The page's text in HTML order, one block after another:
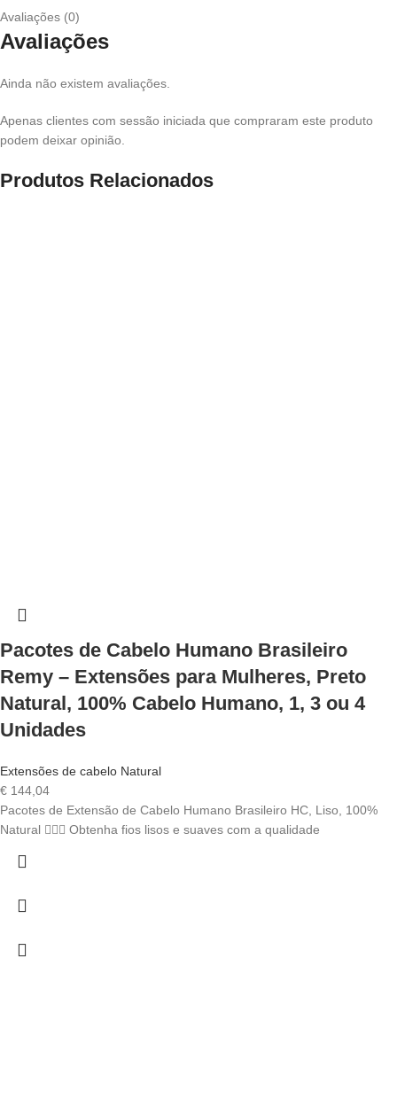
Avaliações (0)
Avaliações
Ainda não existem avaliações.
Apenas clientes com sessão iniciada que compraram este produto
podem deixar opinião.
Produtos Relacionados
Pacotes de Cabelo Humano Brasileiro
Remy – Extensões para Mulheres, Preto
Natural, 100% Cabelo Humano, 1, 3 ou 4
Unidades
Extensões de cabelo Natural
€ 144,04
Pacotes de Extensão de Cabelo Humano Brasileiro HC, Liso, 100%
Natural 💇‍♀️✨ Obtenha fios lisos e suaves com a qualidade